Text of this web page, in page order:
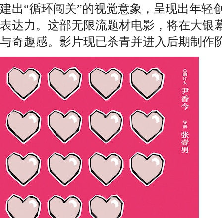
建出“循环闯关”的视觉意象，呈现出年轻
表达力。这部无限流题材电影，将在大银
与奇趣感。影片现已杀青并进入后期制作